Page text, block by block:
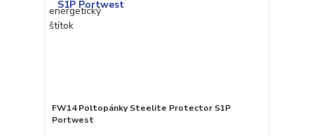
FW14 Poltopánky Steelite Protector S1P
Portwest